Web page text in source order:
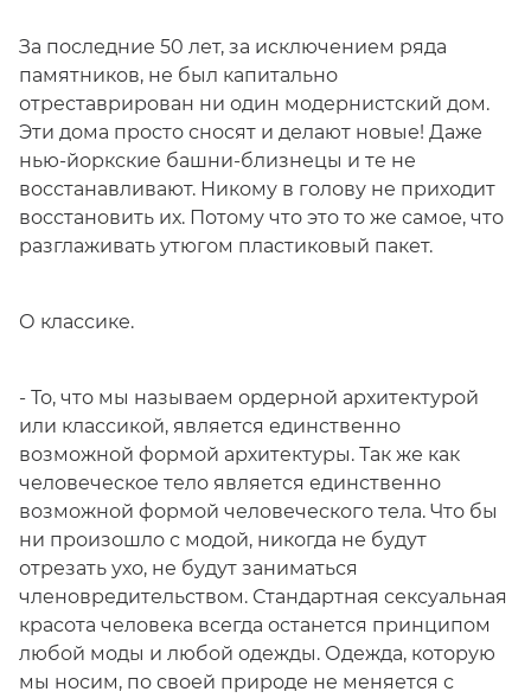
За последние 50 лет, за исключением ряда
памятников, не был капитально
отреставрирован ни один модернистский дом.
Эти дома просто сносят и делают новые! Даже
нью-йоркские башни-близнецы и те не
восстанавливают. Никому в голову не приходит
восстановить их. Потому что это то же самое, что
разглаживать утюгом пластиковый пакет.
О классике.
- То, что мы называем ордерной архитектурой
или классикой, является единственно
возможной формой архитектуры. Так же как
человеческое тело является единственно
возможной формой человеческого тела. Что бы
ни произошло с модой, никогда не будут
отрезать ухо, не будут заниматься
членовредительством. Стандартная сексуальная
красота человека всегда останется принципом
любой моды и любой одежды. Одежда, которую
мы носим, по своей природе не меняется с